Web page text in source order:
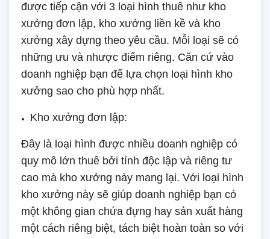
được tiếp cận với 3 loại hình thuê như kho
xưởng đơn lập, kho xưởng liền kề và kho
xưởng xây dựng theo yêu cầu. Mỗi loại sẽ có
những ưu và nhược điểm riêng. Căn cứ vào
doanh nghiệp bạn để lựa chọn loại hình kho
xưởng sao cho phù hợp nhất.
Kho xưởng đơn lập:
Đây là loại hình được nhiều doanh nghiệp có
quy mô lớn thuê bởi tính độc lập và riêng tư
cao mà kho xưởng này mang lại. Với loại hình
kho xưởng này sẽ giúp doanh nghiệp bạn có
một không gian chứa đựng hay sản xuất hàng
một cách riêng biệt, tách biệt hoàn toàn so với